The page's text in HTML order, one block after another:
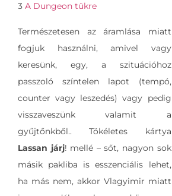
3 A Dungeon tükre
Természetesen az áramlása miatt
fogjuk használni, amivel vagy
keresünk, egy, a szituációhoz
passzoló színtelen lapot (tempó,
counter vagy leszedés) vagy pedig
visszaveszünk valamit a
gyűjtőnkből.. Tökéletes kártya
Lassan járj! mellé – sőt, nagyon sok
másik pakliba is esszenciális lehet,
ha más nem, akkor Vlagyimir miatt